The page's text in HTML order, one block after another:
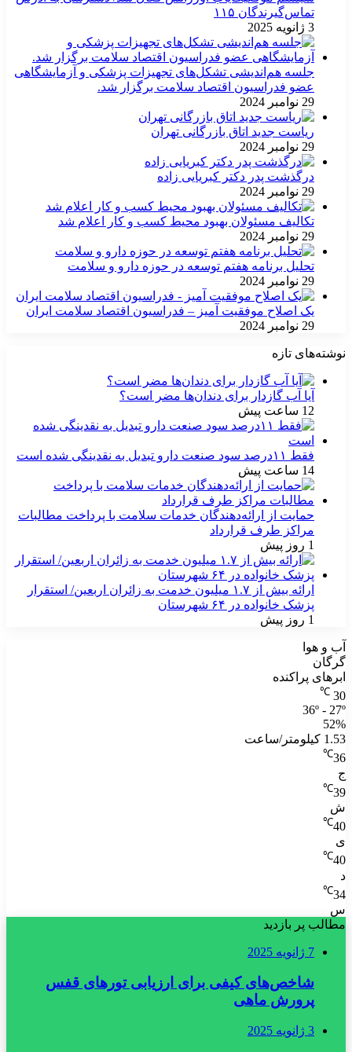
تماس‌گیرندگان ۱۱۵
3 ژانویه 2025
جلسه هم‌اندیشی تشکل‌های تجهیزات پزشکی و آزمایشگاهی
عضو فدراسیون اقتصاد سلامت برگزار شد.
29 نوامبر 2024
ریاست جدید اتاق بازرگانی تهران
29 نوامبر 2024
درگذشت پدر دکتر کبریایی زاده
29 نوامبر 2024
تکالیف مسئولان بهبود محیط کسب و کار اعلام شد
29 نوامبر 2024
تحلیل برنامه هفتم توسعه در حوزه دارو و سلامت
29 نوامبر 2024
یک اصلاح موفقیت آمیز – فدراسیون اقتصاد سلامت ایران
29 نوامبر 2024
نوشته‌های تازه
آیا آب گازدار برای دندان‌ها مضر است؟
12 ساعت پیش
فقط ۱۱‌درصد سود صنعت دارو تبدیل به نقدینگی شده است
14 ساعت پیش
حمایت از ارائه‌دهندگان خدمات سلامت با پرداخت مطالبات
مراکز طرف قرارداد
1 روز پیش
ارائه بیش از ۱.۷ میلیون خدمت به زائران اربعین/ استقرار
پزشک خانواده در ۶۴ شهرستان
1 روز پیش
آب و هوا
گرگان
ابرهای پراکنده
30
℃
36º - 27º
52%
1.53 کیلومتر/ساعت
36
℃
ج
39
℃
ش
40
℃
ی
40
℃
د
34
℃
س
مطالب پر بازدید
7 ژانویه 2025
شاخص‌های کیفی برای ارزیابی تورهای قفس
پرورش ماهی
3 ژانویه 2025